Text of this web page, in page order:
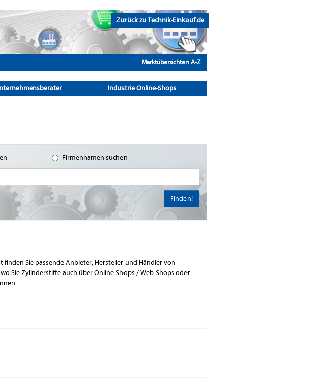
Zurück zu Technik-Einkauf.de
Marktübersichten A-Z
Industrie Online-Shops
Firmennamen suchen
Finden!
Sie passende Anbieter, Hersteller und Händler von
Sie Zylinderstifte auch über Online-Shops / Web-Shops oder